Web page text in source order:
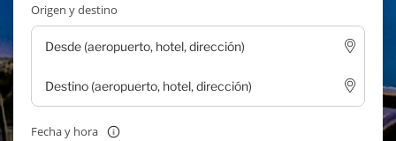
Origen y destino
Fecha y hora